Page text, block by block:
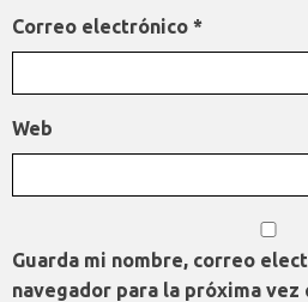
Correo electrónico *
Web
Guarda mi nombre, correo
navegador para la próxima vez